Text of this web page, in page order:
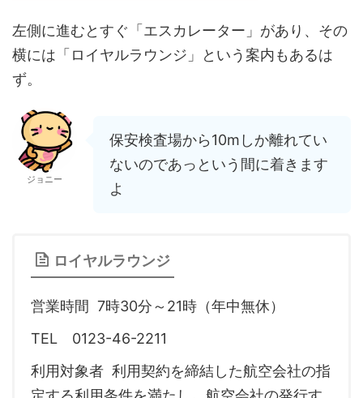
左側に進むとすぐ「エスカレーター」があり、その
横には「ロイヤルラウンジ」という案内もあるは
ず。
ジョニー
保安検査場から10mしか離れてい
ないのであっという間に着きます
よ
ロイヤルラウンジ
営業時間 7時30分～21時（年中無休）
TEL 0123-46-2211
利用対象者 利用契約を締結した航空会社の指